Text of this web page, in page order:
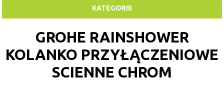
KATEGORIE
GROHE RAINSHOWER
KOLANKO PRZYŁĄCZENIOWE
SCIENNE CHROM